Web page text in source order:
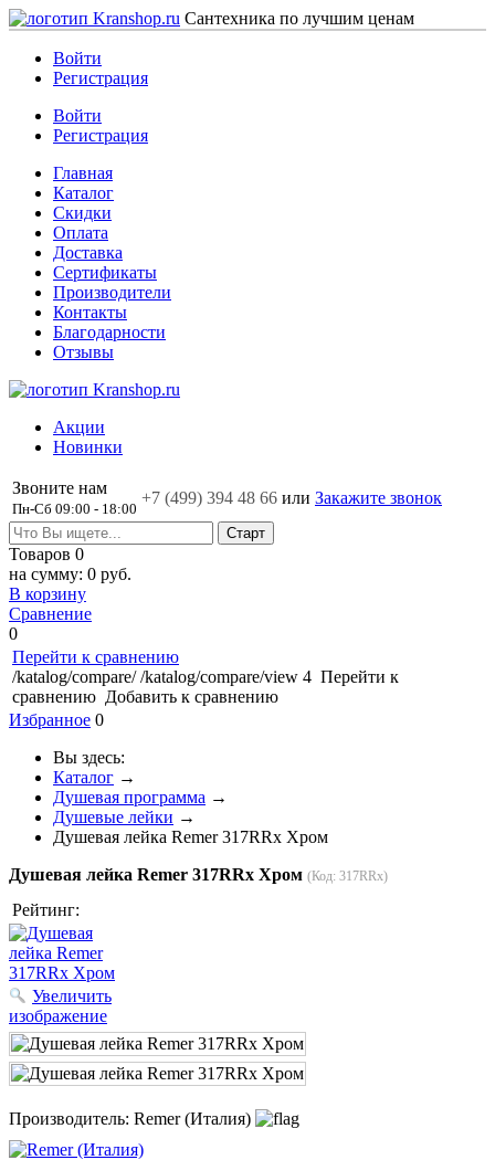
Сантехника по лучшим ценам
Войти
Регистрация
Войти
Регистрация
Главная
Каталог
Скидки
Оплата
Доставка
Сертификаты
Производители
Контакты
Благодарности
Отзывы
Акции
Новинки
Звоните нам
Пн-Сб 09:00 - 18:00
+7 (499) 394 48 66 или Закажите звонок
Товаров 0
на сумму: 0 руб.
В корзину
Сравнение
0
Перейти к сравнению
/katalog/compare/ /katalog/compare/view 4 Перейти к
сравнению Добавить к сравнению
Избранное 0
Вы здесь:
Каталог →
Душевая программа →
Душевые лейки →
Душевая лейка Remer 317RRx Хром
Душевая лейка Remer 317RRx Хром (Код: 317RRx)
Рейтинг:
Увеличить
изображение
Производитель: Remer (Италия)